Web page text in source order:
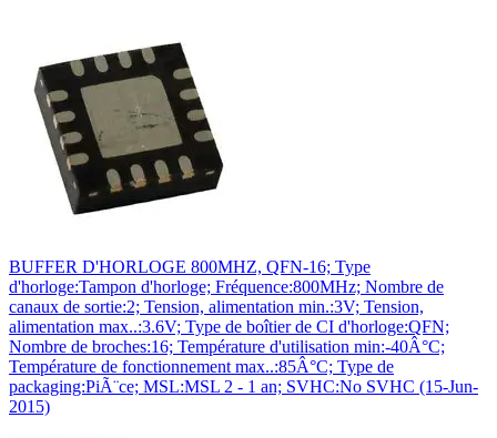
BUFFER D'HORLOGE 800MHZ, QFN-16; Type
d'horloge:Tampon d'horloge; Fréquence:800MHz; Nombre de
canaux de sortie:2; Tension, alimentation min.:3V; Tension,
alimentation max..:3.6V; Type de boîtier de CI d'horloge:QFN;
Nombre de broches:16; Température d'utilisation min:-40Â°C;
Température de fonctionnement max..:85Â°C; Type de
packaging:PiÃ¨ce; MSL:MSL 2 - 1 an; SVHC:No SVHC (15-Jun-
2015)